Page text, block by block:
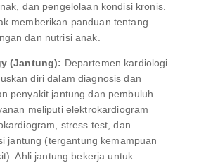
dan pengelolaan kondisi kronis.
memberikan panduan tentang
dan nutrisi anak.
(Jantung): Departemen kardiologi
diri dalam diagnosis dan
penyakit jantung dan pembuluh
meliputi elektrokardiogram
stress test, dan
jantung (tergantung kemampuan
Ahli jantung bekerja untuk